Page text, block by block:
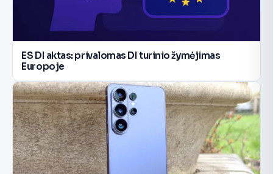
ES DI aktas: privalomas DI turinio žymėjimas
Europoje